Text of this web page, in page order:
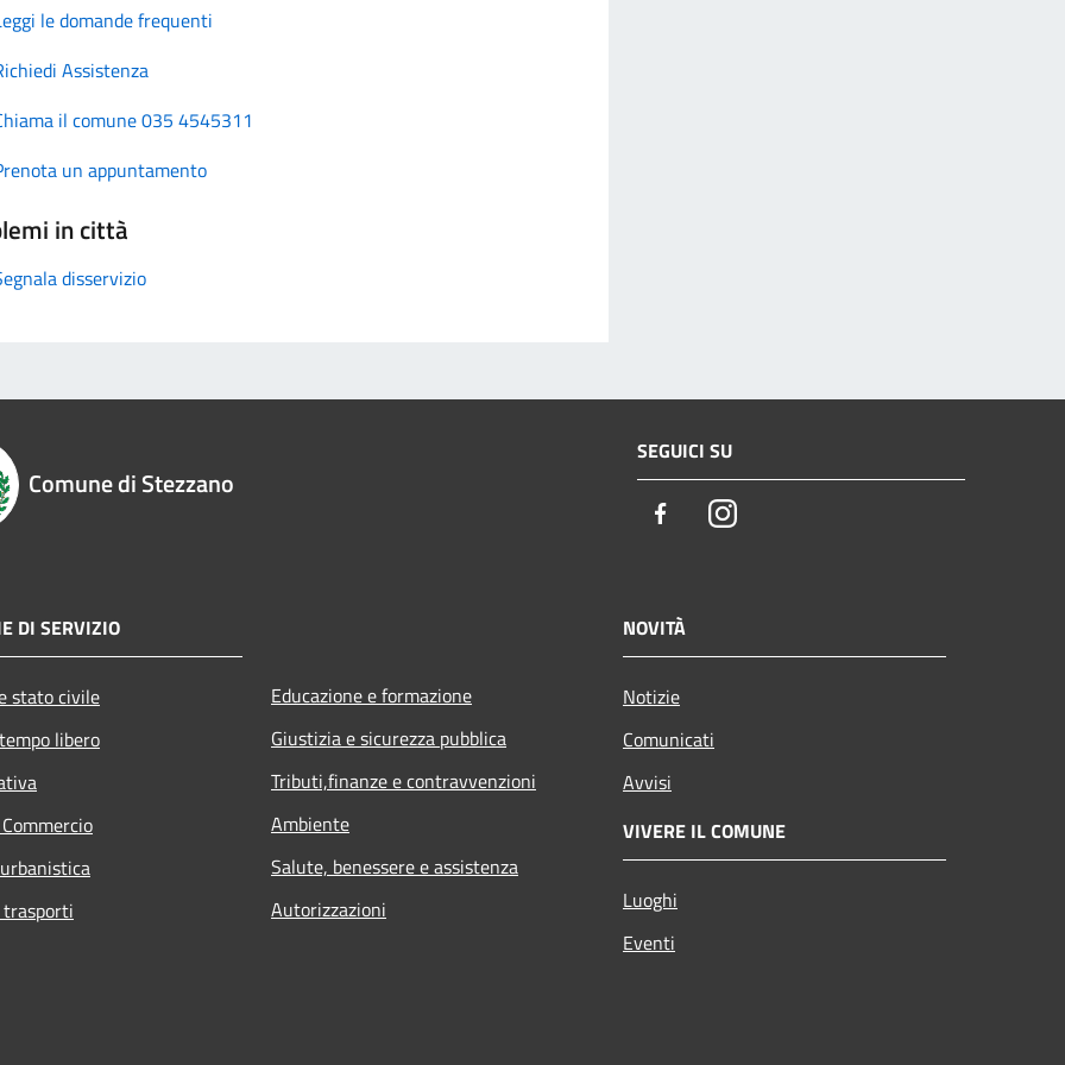
le domande frequenti
Assistenza
il comune 035 4545311
un appuntamento
in città
disservizio
Comune di Stezzano
SEGUICI SU
FacebookInstagram
DI SERVIZIO
stato civile
libero
Educazione e formazione
Giustizia e sicurezza pubblica
Tributi,finanze e contravvenzioni
Ambiente
Salute, benessere e assistenza
Autorizzazioni
NOVITÀ
Notizie
Comunicati
Avvisi
VIVERE IL COMUNE
Luoghi
Eventi